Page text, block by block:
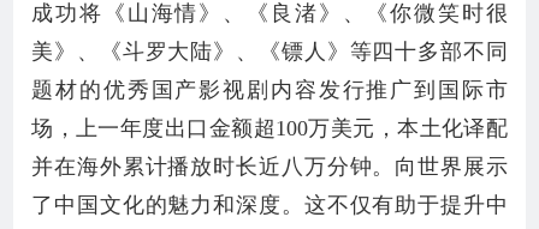
成功将《山海情》、《良渚》、《你微笑时很
美》、《斗罗大陆》、《镖人》等四十多部不同
题材的优秀国产影视剧内容发行推广到国际市
场，上一年度出口金额超100万美元，本土化译配
并在海外累计播放时长近八万分钟。向世界展示
了中国文化的魅力和深度。这不仅有助于提升中